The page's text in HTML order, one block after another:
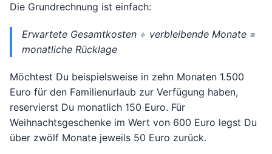
Die Grundrechnung ist einfach:
Erwartete Gesamtkosten ÷ verbleibende Monate =
monatliche Rücklage
Möchtest Du beispielsweise in zehn Monaten 1.500
Euro für den Familienurlaub zur Verfügung haben,
reservierst Du monatlich 150 Euro. Für
Weihnachtsgeschenke im Wert von 600 Euro legst Du
über zwölf Monate jeweils 50 Euro zurück.